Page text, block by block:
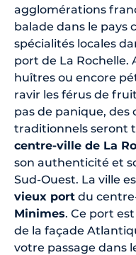
agglomérations
balade dans le pays
spécialités locales
port de La Rochelle.
huîtres ou encore
ravir les férus de
pas de panique,
traditionnels seront
centre-ville de La
son authenticité et
Sud-Ouest. La ville
vieux port du
Minimes. Ce port
de la façade
votre passage dans